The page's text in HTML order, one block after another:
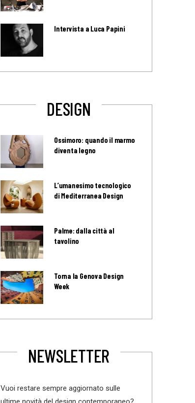
Intervista a Luca Papini
DESIGN
Ossimoro: quando il marmo
diventa legno
L’umanesimo tecnologico
di Mediterranea Design
Palme: dalla città al
tavolino
Torna la Genova Design
Week
NEWSLETTER
Vuoi restare sempre aggiornato sulle